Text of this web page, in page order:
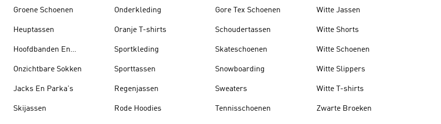
Groene Schoenen
Heuptassen
Hoofdbanden En
Onzichtbare Sokken
Jacks En Parka's
Skijassen
Onderkleding
Oranje T-shirts
Sportkleding
Sporttassen
Regenjassen
Rode Hoodies
Gore Tex Schoenen
Schoudertassen
Skateschoenen
Snowboarding
Sweaters
Tennisschoenen
Witte Jassen
Witte Shorts
Witte Schoenen
Witte Slippers
Witte T-shirts
Zwarte Broeken